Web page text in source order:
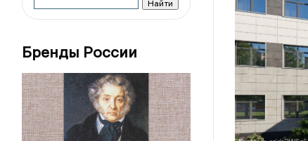
Бренды России